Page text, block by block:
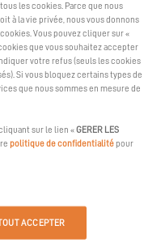
notreExcess Lab,
population beaucoup
les cookies. Parce que nous
à la vie privée, nous vous donnons
Vous pouvez cliquer sur «
que vous souhaitez accepter
votre refus (seuls les cookies
Si vous bloquez certains types de
que nous sommes en mesure de
sur le lien «GERER LES
politique de confidentialitépour
ACCEPTER